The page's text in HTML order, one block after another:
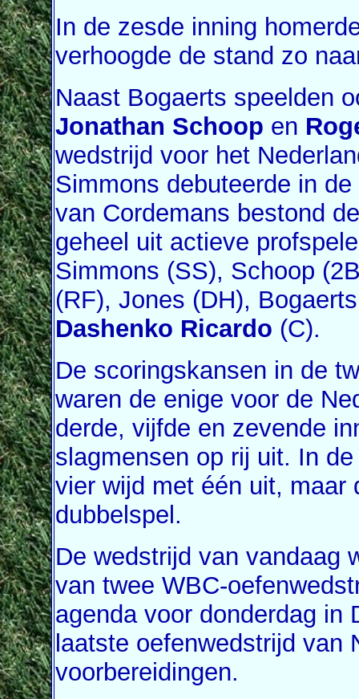
In de zesde inning
verhoogde de stand zo
Naast Bogaerts speelden
Jonathan Schoop en
wedstrijd voor het
Simmons debuteerde in
van Cordemans bestond
geheel uit actieve
Simmons (SS), Schoop
(RF), Jones (DH),
Dashenko Ricardo (C).
De scoringskansen in de
waren de enige voor de
derde, vijfde en zevende
slagmensen op rij uit. In
vier wijd met één uit, maar
dubbelspel.
De wedstrijd van vandaag
van twee WBC-
agenda voor donderdag in
laatste oefenwedstrijd van
voorbereidingen.